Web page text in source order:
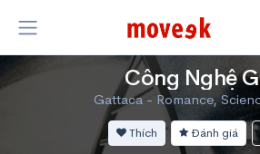
Công Nghệ
Gattaca - Romance,
Thích Đánh giá